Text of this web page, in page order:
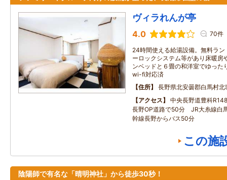
ヴィラれんが亭
4.0 70件
24時間使える給湯設備。無料ラ
ーロックシステム等があり床暖房
ンベッドと６畳の和洋室でゆった
wi-fi対応済
住所
長野県北安曇郡白馬村
アクセス
中央長野道豊科
長野OP道路で50分 JR大糸線白
幹線長野からバス50分
この施
陰陽師で有名な「晴明神社」から徒歩30秒！